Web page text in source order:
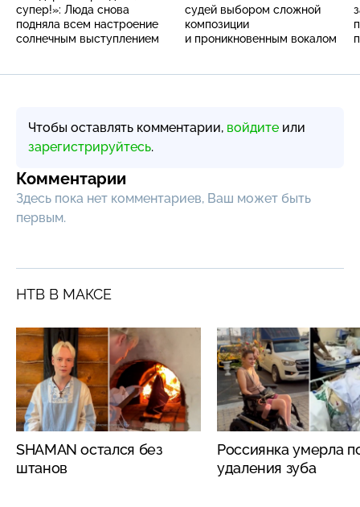
супер!»: Люда снова
подняла всем настроение
солнечным выступлением
судей выбором сложной
композиции
и проникновенным вокалом
Чтобы оставлять комментарии, войдите или
зарегистрируйтесь.
Комментарии
Здесь пока нет комментариев, Ваш может быть
первым.
НТВ В МАКСЕ
SHAMAN остался без
штанов
Россиянка умерла
удаления зуба